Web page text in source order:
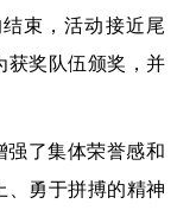
束，活动接近尾
获奖队伍颁奖，并
强了集体荣誉感和
、勇于拼搏的精神